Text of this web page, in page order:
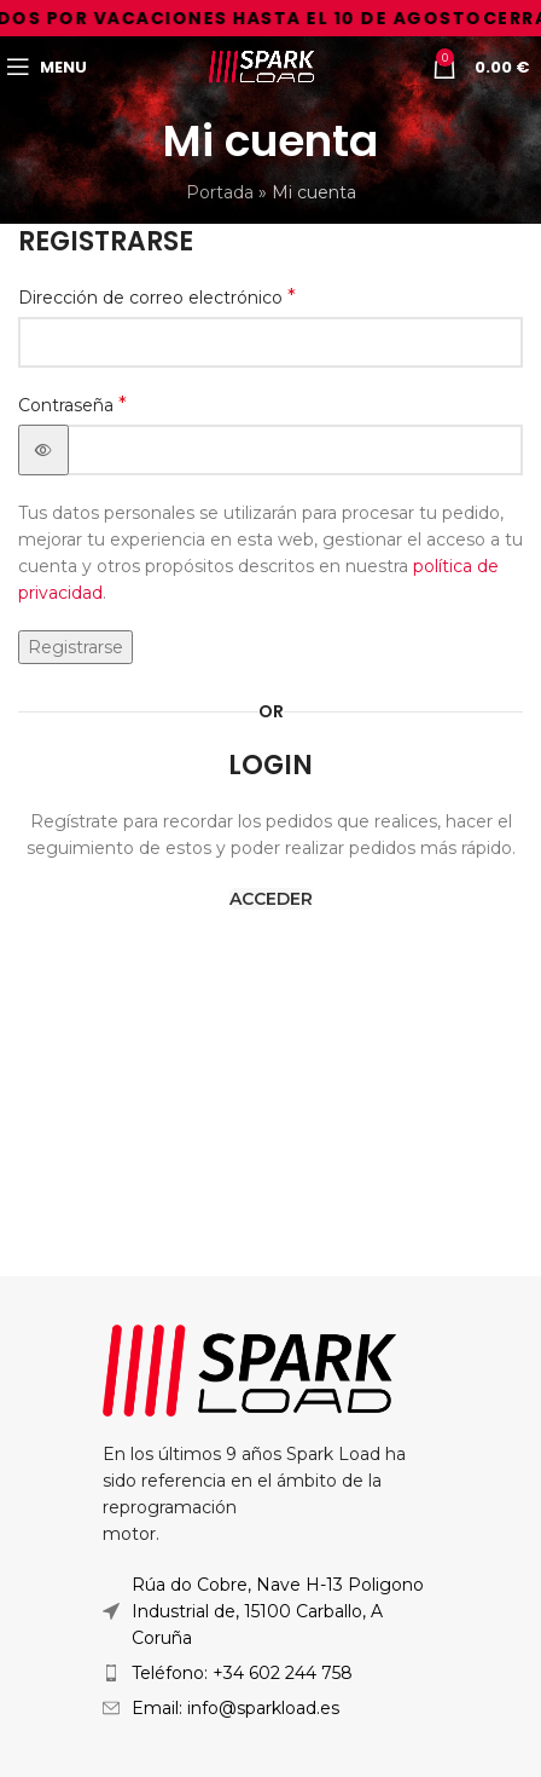
POR VACACIONES HASTA EL 10 DE AGOSTO
MENU 0 0.00€
Mi cuenta
Portada » Mi cuenta
REGISTRARSE
Dirección de correo electrónico *
Contraseña *
Tus datos personales se utilizarán para procesar tu pedido,
mejorar tu experiencia en esta web, gestionar el acceso a tu
cuenta y otros propósitos descritos en nuestra política de
privacidad.
Registrarse
OR
LOGIN
Regístrate para recordar los pedidos que realices, hacer el
seguimiento de estos y poder realizar pedidos más rápido.
ACCEDER
En los últimos 9 años Spark Load ha
sido referencia en el ámbito de la
reprogramación
motor.
Rúa do Cobre, Nave H-13 Poligono
Industrial de, 15100 Carballo, A
Coruña
Teléfono: +34 602 244 758
Email: info@sparkload.es